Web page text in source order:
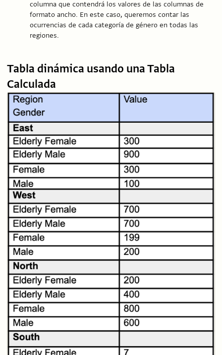
columna que contendrá los valores de las columnas de
formato ancho. En este caso, queremos contar las
ocurrencias de cada categoría de género en todas las
regiones.
Tabla dinámica usando una Tabla
Calculada